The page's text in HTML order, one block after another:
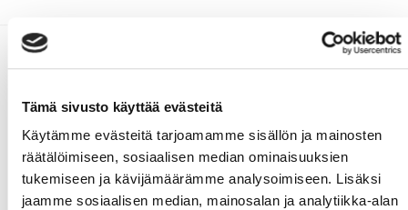
Tämä sivusto käyttää evästeitä
Käytämme evästeitä tarjoamamme sisällön ja mainosten
räätälöimiseen, sosiaalisen median ominaisuuksien
tukemiseen ja kävijämäärämme analysoimiseen. Lisäksi
jaamme sosiaalisen median, mainosalan ja analytiikka-alan